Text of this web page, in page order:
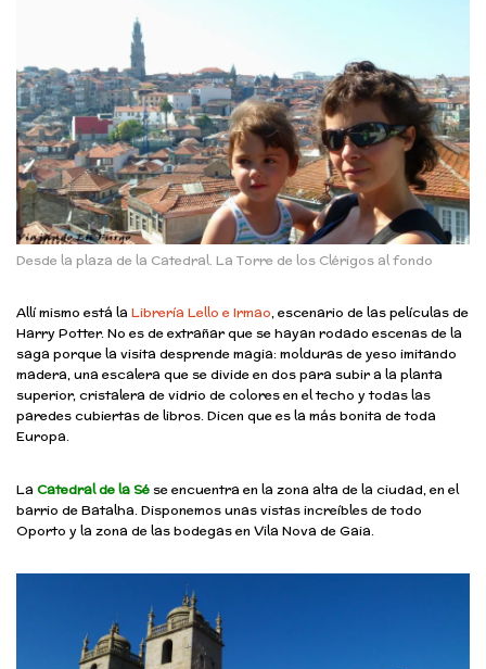
Desde la plaza de la Catedral. La Torre de los Clérigos al fondo
Allí mismo está la Librería Lello e Irmao, escenario de las películas de
Harry Potter. No es de extrañar que se hayan rodado escenas de la
saga porque la visita desprende magia: molduras de yeso imitando
madera, una escalera que se divide en dos para subir a la planta
superior, cristalera de vidrio de colores en el techo y todas las
paredes cubiertas de libros. Dicen que es la más bonita de toda
Europa.
La Catedral de la Sése encuentra en la zona alta de la ciudad, en el
barrio de Batalha. Disponemos unas vistas increíbles de todo
Oporto y la zona de las bodegas en Vila Nova de Gaia.